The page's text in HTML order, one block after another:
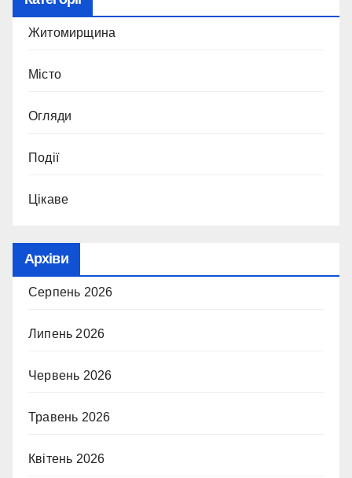
Житомирщина
Місто
Огляди
Події
Цікаве
Архіви
Серпень 2026
Липень 2026
Червень 2026
Травень 2026
Квітень 2026